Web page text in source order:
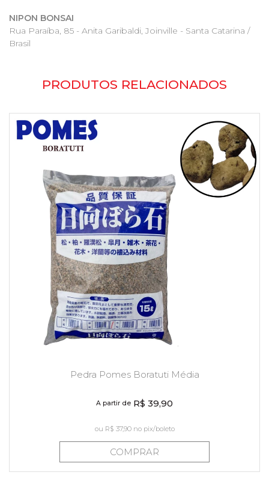
NIPON BONSAI
Rua Paraíba, 85 - Anita Garibaldi, Joinville - Santa Catarina /
Brasil
PRODUTOS RELACIONADOS
Pedra Pomes Boratuti Média
A partir de R$ 39,90
ou R$ 37,90no pix/boleto
COMPRAR